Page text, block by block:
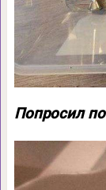
Попросил